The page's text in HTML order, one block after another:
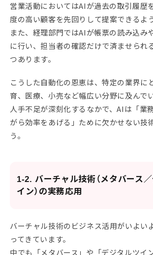
営業活動においてはAIが過去の取引履歴
度の高い顧客を先回りして提案できるよ
また、経理部門ではAIが帳票の読み込み
に行い、担当者の確認だけで済ませられ
つあります。
こうした自動化の恩恵は、特定の業界に
育、医療、小売など幅広い分野に及んで
人手不足が深刻化するなかで、AIは「業
がら効率をあげる」ために欠かせない技
う。
1-2. バーチャル技術（メタバース
イン）の実務応用
バーチャル技術のビジネス活用がいよい
ってきています。
中でも「メタバース」や「デジタルツイ